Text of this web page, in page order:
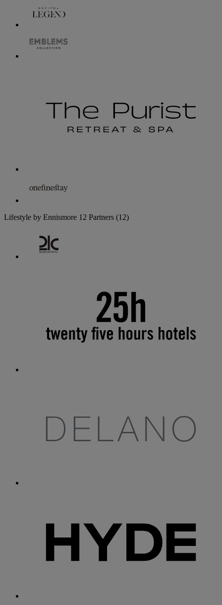
Lifestyle by Ennismore 12 Partners (12)